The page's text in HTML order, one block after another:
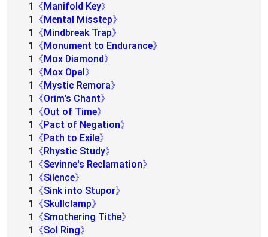
1
《Manifold Key》
1
《Mental Misstep》
1
《Mindbreak Trap》
1
《Monument to Endurance》
1
《Mox Diamond》
1
《Mox Opal》
1
《Mystic Remora》
1
《Orim's Chant》
1
《Out of Time》
1
《Pact of Negation》
1
《Path to Exile》
1
《Rhystic Study》
1
《Sevinne's Reclamation》
1
《Silence》
1
《Sink into Stupor》
1
《Skullclamp》
1
《Smothering Tithe》
1
《Sol Ring》